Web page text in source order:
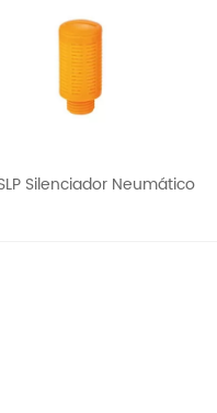
Silenciador Neumático